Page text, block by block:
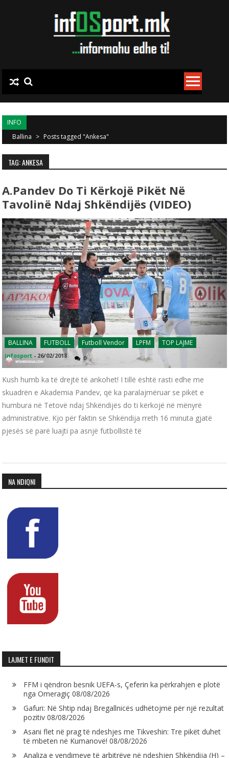
INFO
Ballina > Posts tagged "Ankesa"
TAG: ANKESA
A.Pandev Do Ti Kërkojë Pikët Në
Tavolinë Ndaj Shkëndijës (VIDEO)
BALLINA FUTBOLL Futboll Vendor LPFM TOP LAJME
infosport - 26/02/2018 0
Kush humb ka të drejtë të ankohet! I tillë është rasti edhe me
skuadrën e Akademia Pandev, që ka paralajmëruar se pikët e
humbura në Tetovë ndaj Shkëndijës do ti kërkojë në mënyrë
administrative. Kjo për faktin se Shkëndija rreth 16 minuta gjatë
pjesës së parë luajti pa asnjë futbollistë të
NA NDIQNI
LAJMET E FUNDIT
FFM i qëndron besnik UEFA-s, Çeferin ka përkrahjen e plotë
nga Omeragiç 08/08/2026
Gafuri: Në Shtip ndaj Bregallnicës udhëtojmë për një rezultat
pozitiv 08/08/2026
Asani flet në prag të ndeshjes me Tikveshin: Tre pikët duhet
të mbeten në Kumanovë! 08/08/2026
Analiza e vendimeve të arbitrëve në ndeshjen Shkëndija (H) –